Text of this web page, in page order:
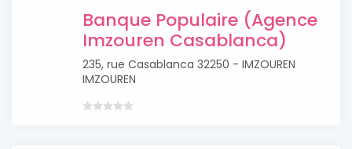
Banque Populaire (Agence
Imzouren Casablanca)
235, rue Casablanca 32250 - IMZOUREN
IMZOUREN